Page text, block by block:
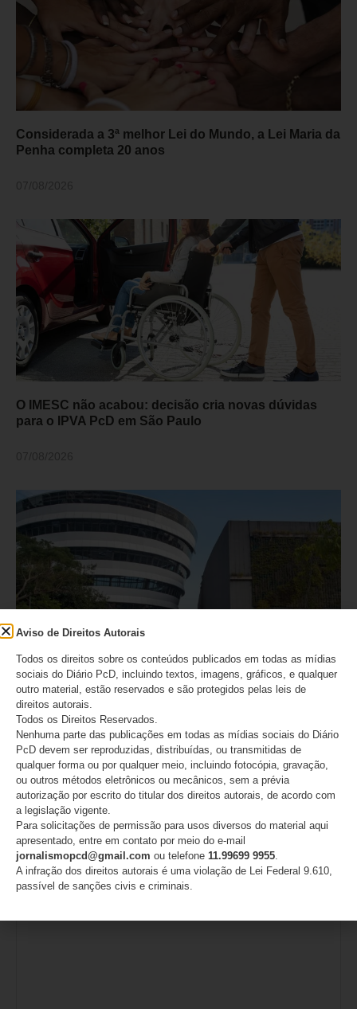
Considerada a 3ª melhor Lei do Mundo, a Lei Maria da
Penha completa 20 anos
O IMESC não acabou: decisão cria novas dúvidas
para o IPVA PcD em São Paulo
CPB celebra 50 anos da primeira medalha do Brasil
na história dos Jogos Paralímpicos
07/08/2026
Deixe um comentário
O seu endereço de e-mail não será publicado. Campos
obrigatórios são marcados com *
Comentário*
Aviso de Direitos Autorais
Todos os direitos sobre os conteúdos publicados em todas as mídias
sociais do Diário PcD, incluindo textos, imagens, gráficos, e qualquer
outro material, estão reservados e são protegidos pelas leis de
direitos autorais.
Todos os Direitos Reservados.
Nenhuma parte das publicações em todas as mídias sociais do Diário
PcD devem ser reproduzidas, distribuídas, ou transmitidas de
qualquer forma ou por qualquer meio, incluindo fotocópia, gravação,
ou outros métodos eletrônicos ou mecânicos, sem a prévia
autorização por escrito do titular dos direitos autorais, de acordo com
a legislação vigente.
Para solicitações de permissão para usos diversos do material aqui
apresentado, entre em contato por meio do e-mail
jornalismopcd@gmail.com ou telefone 11.99699 9955.
A infração dos direitos autorais é uma violação de Lei Federal 9.610,
passível de sanções civis e criminais.